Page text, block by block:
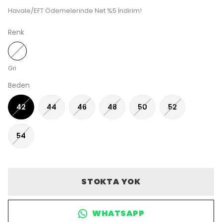
Havale/EFT Ödemelerinde Net %5 İndirim!
Renk
Gri
Beden
42 44 46 48 50 52
54
STOKTA YOK
WHATSAPP